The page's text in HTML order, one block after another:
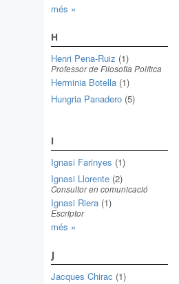
més »
H
Henri Pena-Ruiz (1)
Professor de Filosofia Política
Herminia Botella (1)
Hungria Panadero (5)
I
Ignasi Farinyes (1)
Ignasi Llorente (2)
Consultor en comunicació
Ignasi Riera (1)
Escriptor
més »
J
Jacques Chirac (1)